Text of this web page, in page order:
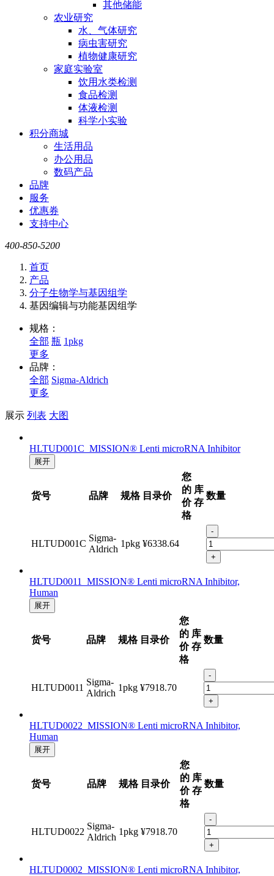
其他储能
农业研究
水、气体研究
病虫害研究
植物健康研究
家庭实验室
饮用水类检测
食品检测
体液检测
科学小实验
积分商城
生活用品
办公用品
数码产品
品牌
服务
优惠券
支持中心
400-850-5200
首页
产品
分子生物学与基因组学
基因编辑与功能基因组学
规格：
全部 瓶 1pkg
更多
品牌：
全部 Sigma-Aldrich
更多
展示 列表 大图
HLTUD001C MISSION® Lenti microRNA Inhibitor
展开
货号 品牌 规格 目录价
您
的
价
格
库
存
数量
HLTUD001C
Sigma-
Aldrich
1pkg ¥6338.64
-
+
HLTUD0011 MISSION® Lenti microRNA Inhibitor,
Human
展开
货号 品牌 规格 目录价
您
的
价
格
库
存
数量
HLTUD0011
Sigma-
Aldrich
1pkg ¥7918.70
-
+
HLTUD0022 MISSION® Lenti microRNA Inhibitor,
Human
展开
货号 品牌 规格 目录价
您
的
价
格
库
存
数量
HLTUD0022
Sigma-
Aldrich
1pkg ¥7918.70
-
+
HLTUD0002 MISSION® Lenti microRNA Inhibitor,